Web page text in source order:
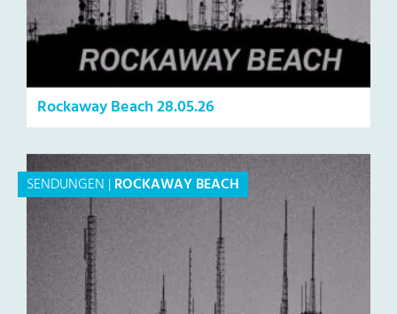
Rockaway Beach 28.05.26
SENDUNGEN |ROCKAWAY BEACH